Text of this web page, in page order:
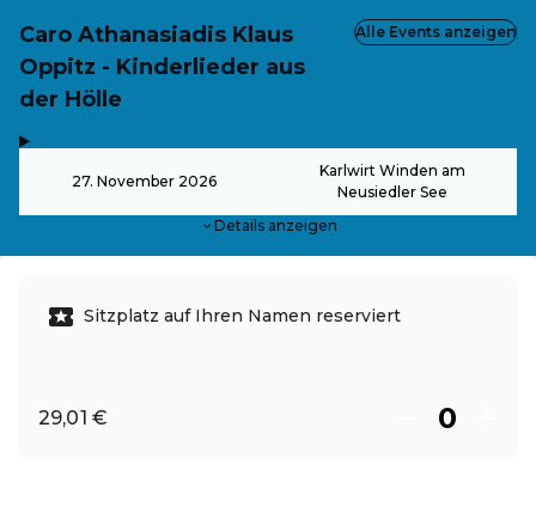
Caro Athanasiadis Klaus
Oppitz - Kinderlieder aus
der Hölle
27. November 2026
Karlwirt Winden am
Neusiedler See
Details anzeigen
Alle Events anzeigen
Sitzplatz auf Ihren Namen reserviert
29,01 €